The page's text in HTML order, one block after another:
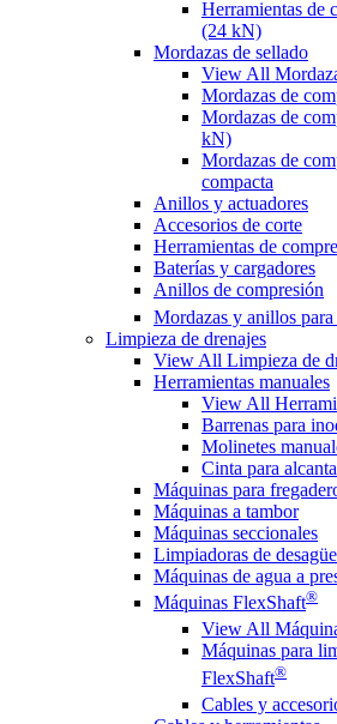
Herramientas de
(24 kN)
Mordazas de sellado
View All
Mordazas de
Mordazas de
kN)
Mordazas de
compacta
Anillos y actuadores
Accesorios de corte
Herramientas de
Baterías y cargadores
Anillos de compresión
Mordazas y anillos para
Limpieza de drenajes
View All Limpieza de
Herramientas manuales
View All
Barrenas para
Molinetes
Cinta para
Máquinas para
Máquinas a tambor
Máquinas seccionales
Limpiadoras de
Máquinas de agua a
Máquinas FlexShaft®
View All
Máquinas para
FlexShaft®
Cables y